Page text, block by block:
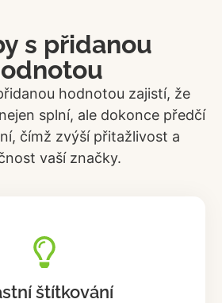
štítkování
s přidanou
hodnotou zajistí, že
splní, ale dokonce předčí
čímž zvýší přitažlivost a
vaší značky.